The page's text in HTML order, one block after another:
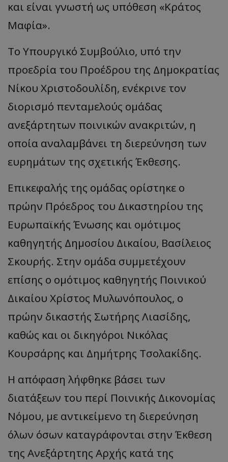
και είναι γνωστή ως υπόθεση «Κράτος
Μαφία».
Το Υπουργικό Συμβούλιο, υπό την
προεδρία του Προέδρου της Δημοκρατίας
Νίκου Χριστοδουλίδη, ενέκρινε τον
διορισμό πενταμελούς ομάδας
ανεξάρτητων ποινικών ανακριτών, η
οποία αναλαμβάνει τη διερεύνηση των
ευρημάτων της σχετικής Έκθεσης.
Επικεφαλής της ομάδας ορίστηκε ο
πρώην Πρόεδρος του Δικαστηρίου της
Ευρωπαϊκής Ένωσης και ομότιμος
καθηγητής Δημοσίου Δικαίου, Βασίλειος
Σκουρής. Στην ομάδα συμμετέχουν
επίσης ο ομότιμος καθηγητής Ποινικού
Δικαίου Χρίστος Μυλωνόπουλος, ο
πρώην δικαστής Σωτήρης Λιασίδης,
καθώς και οι δικηγόροι Νικόλας
Κουρσάρης και Δημήτρης Τσολακίδης.
Η απόφαση λήφθηκε βάσει των
διατάξεων του περί Ποινικής Δικονομίας
Νόμου, με αντικείμενο τη διερεύνηση
όλων όσων καταγράφονται στην Έκθεση
της Ανεξάρτητης Αρχής κατά της